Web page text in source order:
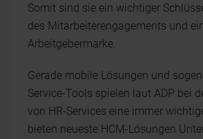
Somit sind sie ein wichtiger
des Mitarbeiterengagements und
Arbeitgebermarke.
Gerade mobile Lösungen und
Service-Tools spielen laut ADP bei
von HR-Services eine immer
bieten neueste HCM-Lösungen